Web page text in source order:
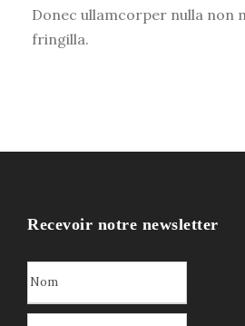
Donec ullamcorper nulla non
fringilla.
Recevoir notre newsletter